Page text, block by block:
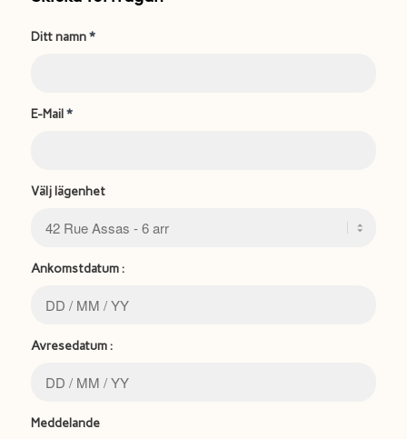
Ditt namn*
E-Mail*
Välj lägenhet
Ankomstdatum :
Avresedatum :
Meddelande